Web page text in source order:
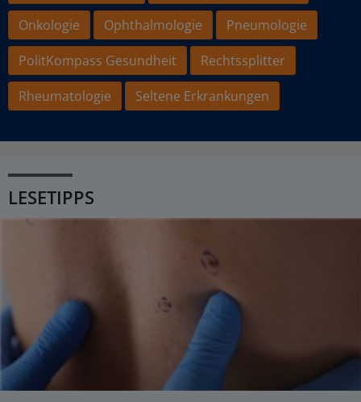
Onkologie
Ophthalmologie
Pneumologie
PolitKompass Gesundheit
Rechtssplitter
Rheumatologie
Seltene Erkrankungen
LESETIPPS